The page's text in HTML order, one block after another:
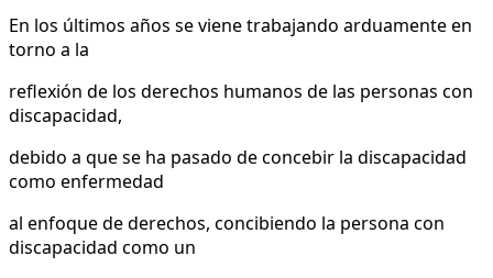
En los últimos años se viene trabajando arduamente en
torno a la
reflexión de los derechos humanos de las personas con
discapacidad,
debido a que se ha pasado de concebir la discapacidad
como enfermedad
al enfoque de derechos, concibiendo la persona con
discapacidad como un